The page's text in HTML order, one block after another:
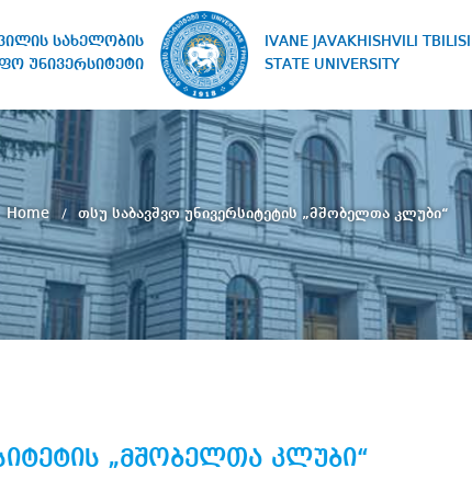
სახელობის
უნივერსიტეტი
IVANE JAVAKHISHVILI TBILISI
STATE UNIVERSITY
Home თსუ საბავშვო უნივერსიტეტის „მშობელთა კლუბი“
„მშობელთა კლუბი“